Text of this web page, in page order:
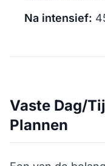
Na intensief:
Vaste Dag/
Plannen